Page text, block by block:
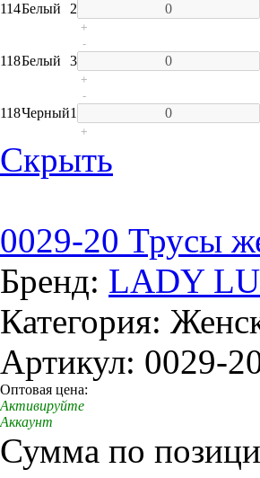
114Белый 2
+
118Белый 3
-
+
118Черный1
-
+
Скрыть
0029-20 Трусы
Бренд: LADY
Категория:
Артикул: 0029-
Оптовая цена:
Активируйте
Аккаунт
Сумма по